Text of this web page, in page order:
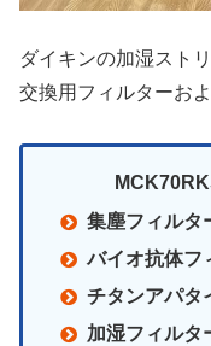
ダイキンの加湿スト
交換用フィルターお
集塵フィルタ
バイオ抗体フ
チタンアパタ
加湿フィルタ